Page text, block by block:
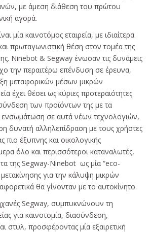
με άμεση διάθεση του πρώτου
αγορά.
μία καινοτόμος εταιρεία, με ιδιαίτερα
πρωταγωνιστική θέση στον τομέα της
Ninebot & Segway ένωσαν τις δυνάμεις
την περαιτέρω επένδυση σε έρευνα,
μεταφορικών μέσων μικρών
έχει θέσει ως κύριες προτεραιότητες
των προϊόντων της με τα
ενσωμάτωση σε αυτά νέων τεχνολογιών,
δυνατή αλληλεπίδραση με τους χρήστες
πιο έξυπνης και οικολογικής
όλο και περισσότεροι καταναλωτές,
της Segway-Ninebot ως μία “eco-
για την κάλυψη μικρών
θα γίνονταν με το αυτοκίνητο.
Segway, συμπυκνώνουν τη
για καινοτομία, διασύνδεση,
στυλ, προσφέροντας μία εξαιρετική